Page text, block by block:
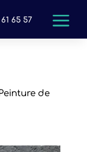
65 57 a
de